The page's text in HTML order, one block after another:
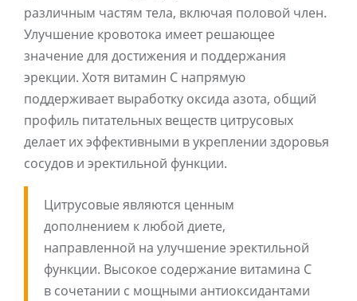
различным частям тела, включая половой член.
Улучшение кровотока имеет решающее
значение для достижения и поддержания
эрекции. Хотя витамин С напрямую
поддерживает выработку оксида азота, общий
профиль питательных веществ цитрусовых
делает их эффективными в укреплении здоровья
сосудов и эректильной функции.
Цитрусовые являются ценным
дополнением к любой диете,
направленной на улучшение эректильной
функции. Высокое содержание витамина С
в сочетании с мощными антиоксидантами